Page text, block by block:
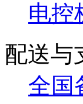
电控
配送与
全国